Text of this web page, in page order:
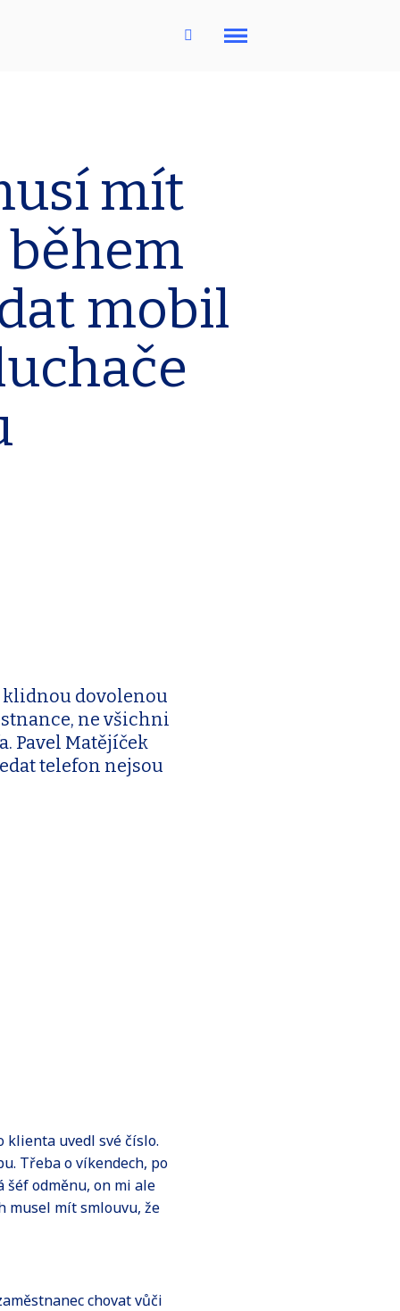
Menu
mít
mobil
klidnou dovolenou
ne všichni
Pavel Matějíček
telefon nejsou
klienta uvedl své číslo.
Třeba o víkendech, po
šéf odměnu, on mi ale
musel mít smlouvu, že
chovat vůči